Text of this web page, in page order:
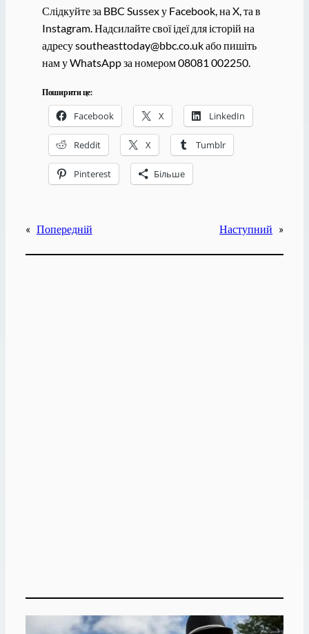
Слідкуйте за BBC Sussex у Facebook, на X, та в
Instagram. Надсилайте свої ідеї для історій на
адресу southeasttoday@bbc.co.uk або пишіть
нам у WhatsApp за номером 08081 002250.
Поширити це:
Facebook X LinkedIn
Reddit X Tumblr
Pinterest Більше
« Попередній Наступний »